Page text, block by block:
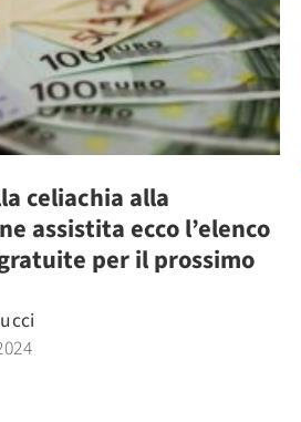
celiachia alla
assistita ecco l’elenco
per il prossimo